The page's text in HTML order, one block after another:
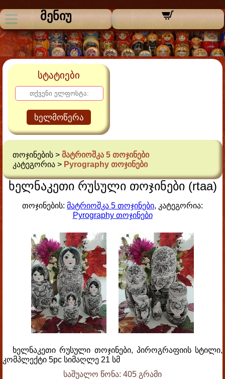
მენიუ
სტატიები
ხელმოწერა
თოჯინების > მატრიოშკა 5 თოჯინები
კატეგორია > Pyrography თოჯინები
ხელნაკეთი რუსული თოჯინები (rtaa)
თოჯინების: მატრიოშკა 5 თოჯინები, კატეგორია:
Pyrography თოჯინები
ხელნაკეთი რუსული თოჯინები, პიროგრაფიის სტილი,
კომპლექტი 5pc სიმაღლე 21 სმ
საშუალო წონა: 405 გრამი